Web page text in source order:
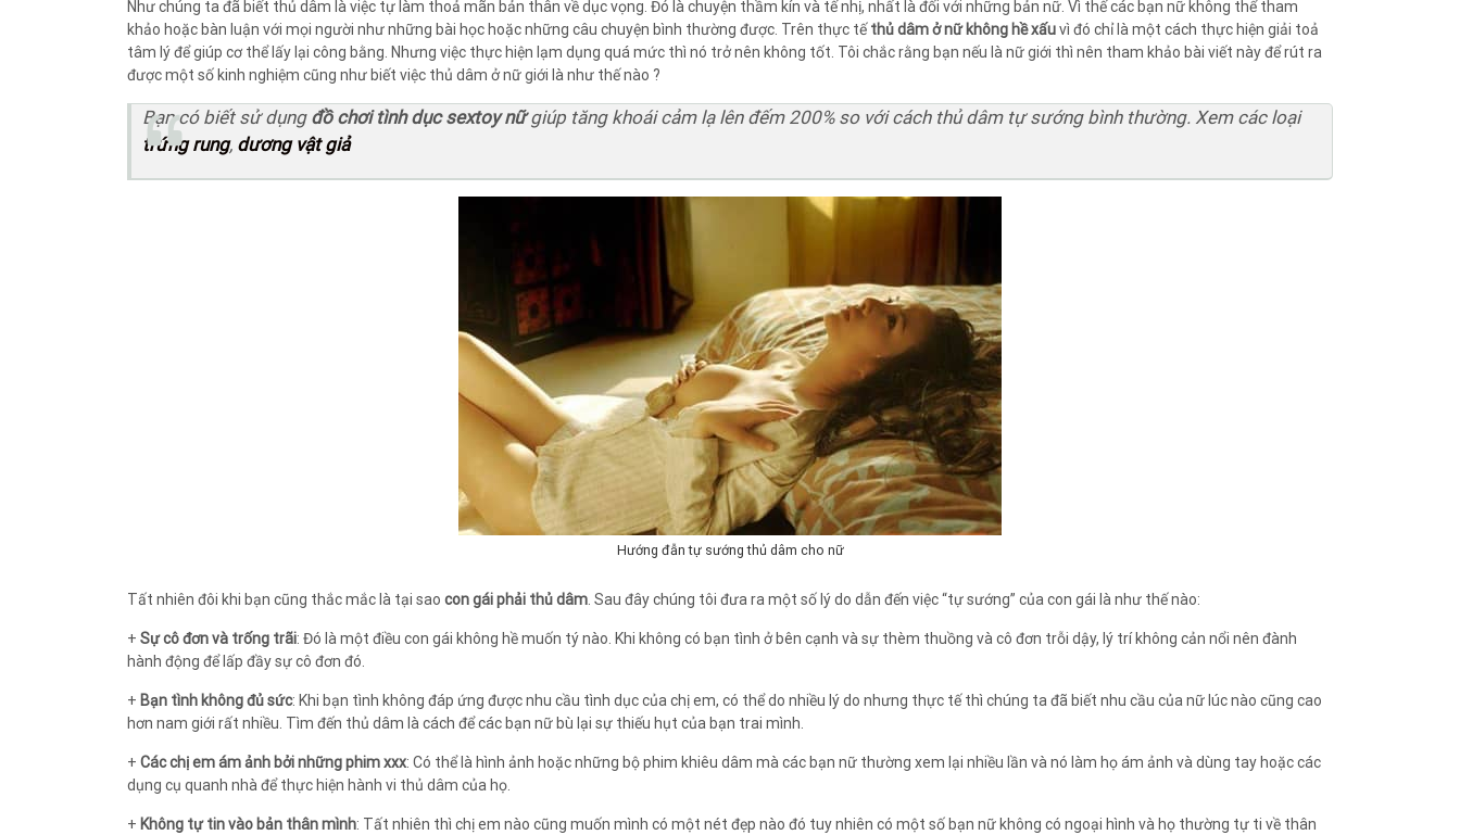
Như chúng ta đã biết thủ dâm là việc tự làm thoả mãn bản thân về dục vọng. Đó là chuyện thầm kín và tế nhị, nhất là đối với những bản nữ. Vì thế các bạn nữ không thể tham
khảo hoặc bàn luận với mọi người như những bài học hoặc những câu chuyện bình thường được. Trên thực tếthủ dâm ở nữ không hề xấuvì đó chỉ là một cách thực hiện giải toả
tâm lý để giúp cơ thể lấy lại công bằng. Nhưng việc thực hiện lạm dụng quá mức thì nó trở nên không tốt. Tôi chắc rằng bạn nếu là nữ giới thì nên tham khảo bài viết này để rút ra
được một số kinh nghiệm cũng như biết việc thủ dâm ở nữ giới là như thế nào ?
Bạn có biết sử dụng đồ chơi tình dục sextoy nữgiúp tăng khoái cảm lạ lên đếm 200% so với cách thủ dâm tự sướng bình thường. Xem các loại
trứng rung, dương vật giả
Hướng đẫn tự sướng thủ dâm cho nữ
Tất nhiên đôi khi bạn cũng thắc mắc là tại sao con gái phải thủ dâm. Sau đây chúng tôi đưa ra một số lý do dẫn đến việc “tự sướng” của con gái là như thế nào:
+ Sự cô đơn và trống trãi: Đó là một điều con gái không hề muốn tý nào. Khi không có bạn tình ở bên cạnh và sự thèm thuồng và cô đơn trỗi dậy, lý trí không cản nổi nên đành
hành động để lấp đầy sự cô đơn đó.
+ Bạn tình không đủ sức: Khi bạn tình không đáp ứng được nhu cầu tình dục của chị em, có thể do nhiều lý do nhưng thực tế thì chúng ta đã biết nhu cầu của nữ lúc nào cũng cao
hơn nam giới rất nhiều. Tìm đến thủ dâm là cách để các bạn nữ bù lại sự thiếu hụt của bạn trai mình.
+ Các chị em ám ảnh bởi những phim xxx: Có thể là hình ảnh hoặc những bộ phim khiêu dâm mà các bạn nữ thường xem lại nhiều lần và nó làm họ ám ảnh và dùng tay hoặc các
dụng cụ quanh nhà để thực hiện hành vi thủ dâm của họ.
+ Không tự tin vào bản thân mình: Tất nhiên thì chị em nào cũng muốn mình có một nét đẹp nào đó tuy nhiên có một số bạn nữ không có ngoại hình và họ thường tự ti về thân